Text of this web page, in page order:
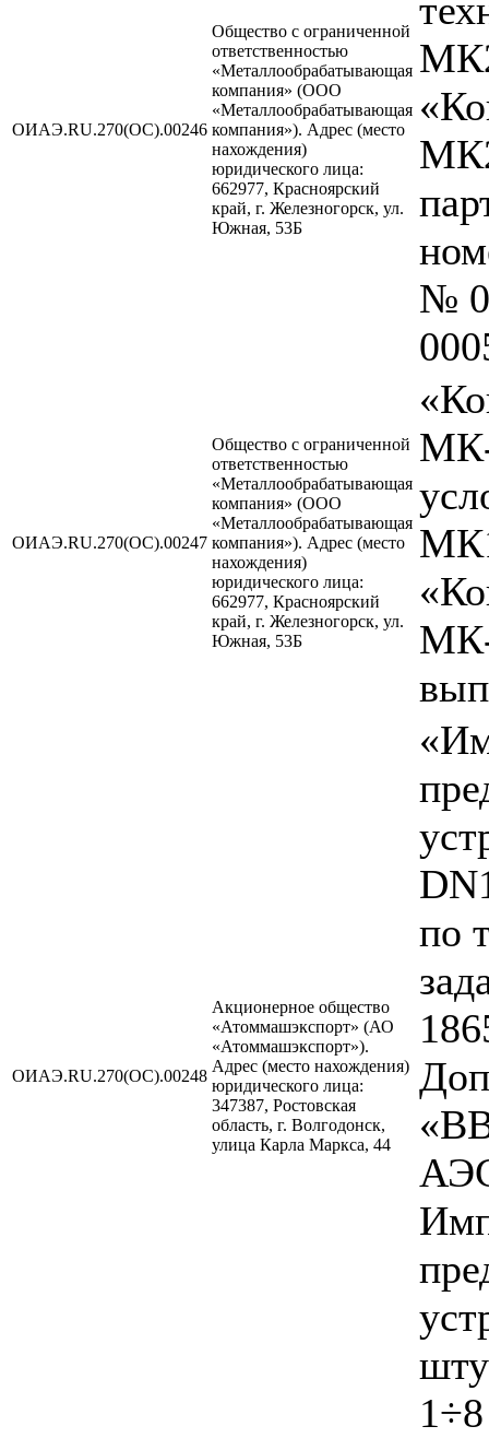
ОИАЭ.RU.270(ОС).00246
Общество с ограниченной
ответственностью
«Металлообрабатывающая
компания» (ООО
«Металлообрабатывающая
компания»). Адрес (место
нахождения)
юридического лица:
662977, Красноярский
край, г. Железногорск, ул.
Южная, 53Б
№
ОИАЭ.RU.270(ОС).00247
Общество с ограниченной
ответственностью
«Металлообрабатывающая
компания» (ООО
«Металлообрабатывающая
компания»). Адрес (место
нахождения)
юридического лица:
662977, Красноярский
край, г. Железногорск, ул.
Южная, 53Б
МК-
ОИАЭ.RU.270(ОС).00248
Акционерное общество
«Атоммашэкспорт» (АО
«Атоммашэкспорт»).
Адрес (место нахождения)
юридического лица:
347387, Ростовская
область, г. Волгодонск,
улица Карла Маркса, 44
по
1÷8